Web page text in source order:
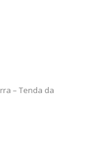
– Tenda da